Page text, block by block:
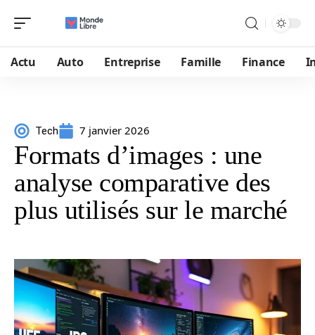
Actu Auto Entreprise Famille Finance
Tech 7 janvier 2026
Formats d’images : une
analyse comparative des
plus utilisés sur le marché